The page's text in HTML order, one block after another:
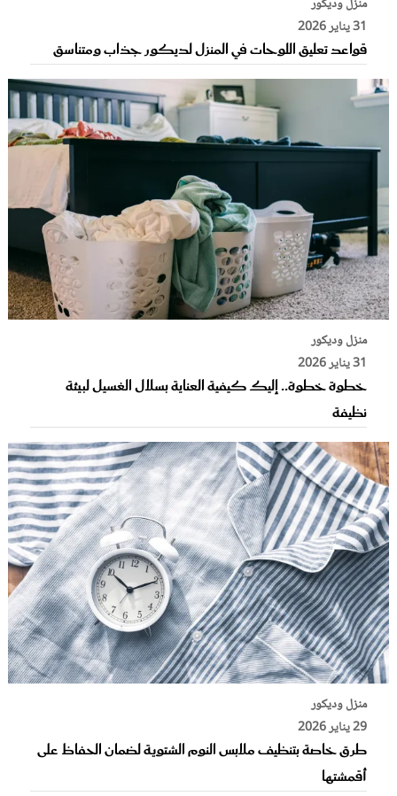
31 يناير 2026
قواعد تعليق اللوحات في المنزل لديكور جذاب ومتناسق
منزل وديكور
31 يناير 2026
خطوة خطوة.. إليك كيفية العناية بسلال الغسيل لبيئة
نظيفة
منزل وديكور
29 يناير 2026
طرق خاصة بتنظيف ملابس النوم الشتوية لضمان الحفاظ على
أقمشتها